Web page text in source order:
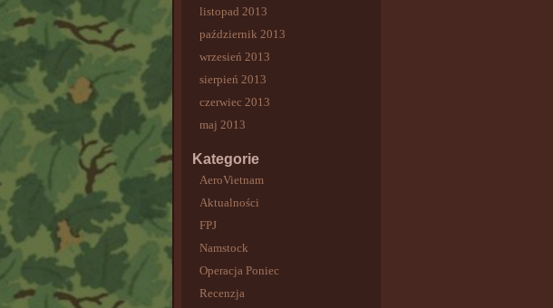
listopad 2013
październik 2013
wrzesień 2013
sierpień 2013
czerwiec 2013
maj 2013
Kategorie
AeroVietnam
Aktualności
FPJ
Namstock
Operacja Poniec
Recenzja